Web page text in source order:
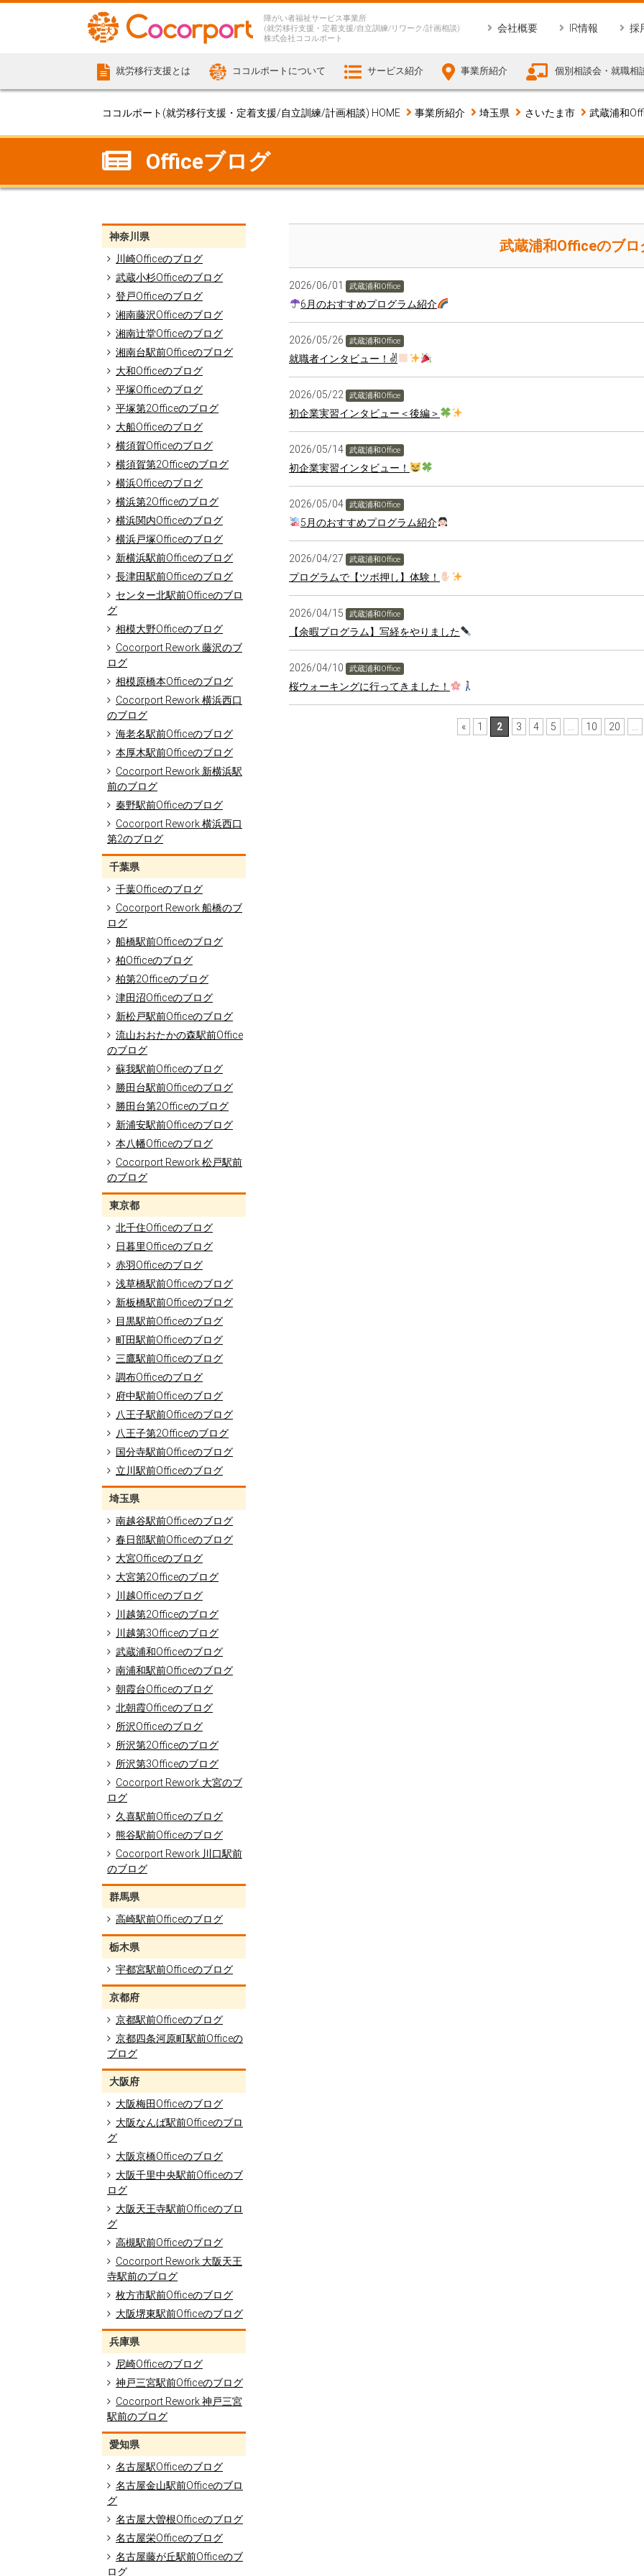
障がい者福祉サービス事業所
(就労移行支援・定着支援/自立訓練/リワーク/計画相談)
株式会社ココルポート
会社概要 IR情報 採
就労移行支援とは ココルポートについて サービス紹介 事業所紹介 個別相談会・就職相
ココルポート(就労移行支援・定着支援/自立訓練/計画相談) HOME 事業所紹介 埼玉県 さいたま市 武蔵浦和
Officeブログ
神奈川県
川崎Officeのブログ
武蔵小杉Officeのブログ
登戸Officeのブログ
湘南藤沢Officeのブログ
湘南辻堂Officeのブログ
湘南台駅前Officeのブログ
大和Officeのブログ
平塚Officeのブログ
平塚第2Officeのブログ
大船Officeのブログ
横須賀Officeのブログ
横須賀第2Officeのブログ
横浜Officeのブログ
横浜第2Officeのブログ
横浜関内Officeのブログ
横浜戸塚Officeのブログ
新横浜駅前Officeのブログ
長津田駅前Officeのブログ
センター北駅前Officeのブロ
グ
相模大野Officeのブログ
Cocorport Rework 藤沢のブ
ログ
相模原橋本Officeのブログ
Cocorport Rework 横浜西口
のブログ
海老名駅前Officeのブログ
本厚木駅前Officeのブログ
Cocorport Rework 新横浜駅
前のブログ
秦野駅前Officeのブログ
Cocorport Rework 横浜西口
第2のブログ
千葉県
千葉Officeのブログ
Cocorport Rework 船橋のブ
ログ
船橋駅前Officeのブログ
柏Officeのブログ
柏第2Officeのブログ
津田沼Officeのブログ
新松戸駅前Officeのブログ
流山おおたかの森駅前Office
のブログ
蘇我駅前Officeのブログ
勝田台駅前Officeのブログ
勝田台第2Officeのブログ
新浦安駅前Officeのブログ
本八幡Officeのブログ
Cocorport Rework 松戸駅前
のブログ
東京都
北千住Officeのブログ
日暮里Officeのブログ
赤羽Officeのブログ
浅草橋駅前Officeのブログ
新板橋駅前Officeのブログ
目黒駅前Officeのブログ
町田駅前Officeのブログ
三鷹駅前Officeのブログ
調布Officeのブログ
府中駅前Officeのブログ
八王子駅前Officeのブログ
八王子第2Officeのブログ
国分寺駅前Officeのブログ
立川駅前Officeのブログ
埼玉県
南越谷駅前Officeのブログ
春日部駅前Officeのブログ
大宮Officeのブログ
大宮第2Officeのブログ
川越Officeのブログ
川越第2Officeのブログ
川越第3Officeのブログ
武蔵浦和Officeのブログ
南浦和駅前Officeのブログ
朝霞台Officeのブログ
北朝霞Officeのブログ
所沢Officeのブログ
所沢第2Officeのブログ
所沢第3Officeのブログ
Cocorport Rework 大宮のブ
ログ
久喜駅前Officeのブログ
熊谷駅前Officeのブログ
Cocorport Rework 川口駅前
のブログ
群馬県
高崎駅前Officeのブログ
栃木県
宇都宮駅前Officeのブログ
京都府
京都駅前Officeのブログ
京都四条河原町駅前Officeの
ブログ
大阪府
大阪梅田Officeのブログ
大阪なんば駅前Officeのブロ
グ
大阪京橋Officeのブログ
大阪千里中央駅前Officeのブ
ログ
大阪天王寺駅前Officeのブロ
グ
高槻駅前Officeのブログ
Cocorport Rework 大阪天王
寺駅前のブログ
枚方市駅前Officeのブログ
大阪堺東駅前Officeのブログ
兵庫県
尼崎Officeのブログ
神戸三宮駅前Officeのブログ
Cocorport Rework 神戸三宮
駅前のブログ
愛知県
名古屋駅Officeのブログ
名古屋金山駅前Officeのブロ
グ
名古屋大曽根Officeのブログ
名古屋栄Officeのブログ
名古屋藤が丘駅前Officeのブ
ログ
武蔵浦和Officeのブロ
2026/06/01 武蔵浦和Office
6月のおすすめプログラム紹介
2026/05/26 武蔵浦和Office
就職者インタビュー！✌
2026/05/22 武蔵浦和Office
初企業実習インタビュー＜後編＞
2026/05/14 武蔵浦和Office
初企業実習インタビュー！
2026/05/04 武蔵浦和Office
5月のおすすめプログラム紹介
2026/04/27 武蔵浦和Office
プログラムで【ツボ押し】体験！
2026/04/15 武蔵浦和Office
【余暇プログラム】写経をやりました
2026/04/10 武蔵浦和Office
桜ウォーキングに行ってきました！
« 1 2 3 4 5 10 20